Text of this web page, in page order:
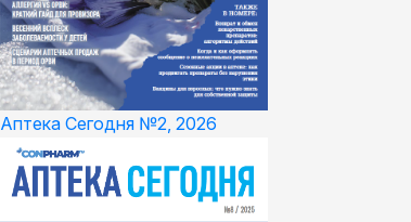
Аптека Сегодня №2, 2026